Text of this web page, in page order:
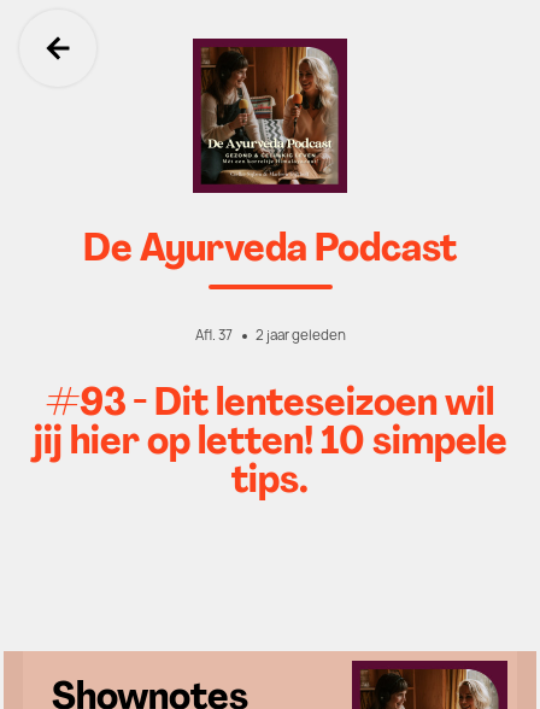
Ga terug
De Ayurveda Podcast
Afl. 37 2 jaar geleden
#93 - Dit lenteseizoen wil
jij hier op letten! 10 simpele
tips.
Shownotes